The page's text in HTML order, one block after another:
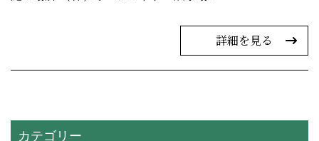
詳細を見る
カテゴリー